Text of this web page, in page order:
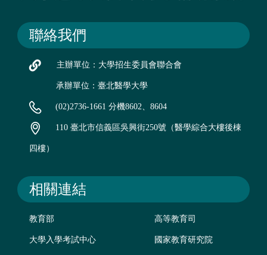
聯絡我們
主辦單位：大學招生委員會聯合會
承辦單位：臺北醫學大學
(02)2736-1661 分機8602、8604
110 臺北市信義區吳興街250號（醫學綜合大樓後棟
四樓）
相關連結
教育部 高等教育司
大學入學考試中心 國家教育研究院